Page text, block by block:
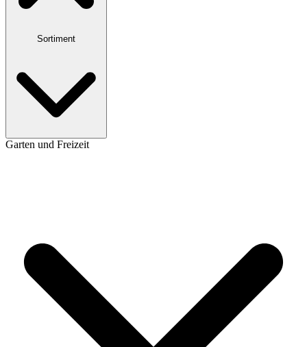
Sortiment
Garten und Freizeit